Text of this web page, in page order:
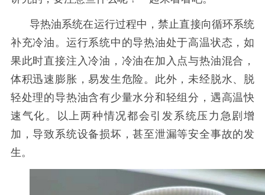
导热油系统在运行过程中，禁止直接向循环系统
补充冷油。运行系统中的导热油处于高温状态，如
果此时直接注入冷油，冷油在加入点与热油混合，
体积迅速膨胀，易发生危险。此外，未经脱水、脱
轻处理的导热油含有少量水分和轻组分，遇高温快
速气化。以上两种情况都会引发系统压力急剧增
加，导致系统设备损坏，甚至泄漏等安全事故的发
生。